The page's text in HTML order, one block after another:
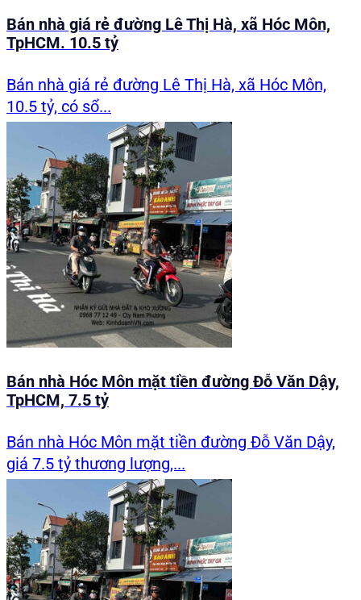
Bán nhà giá rẻ đường Lê Thị Hà, xã Hóc Môn,
TpHCM. 10.5 tỷ
Bán nhà giá rẻ đường Lê Thị Hà, xã Hóc Môn,
10.5 tỷ, có sổ...
Bán nhà Hóc Môn mặt tiền đường Đỗ Văn Dậy,
TpHCM, 7.5 tỷ
Bán nhà Hóc Môn mặt tiền đường Đỗ Văn Dậy,
giá 7.5 tỷ thương lượng,...